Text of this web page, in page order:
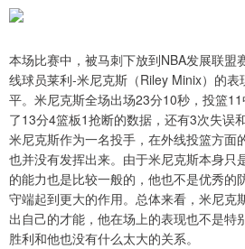
本场比赛中，被马刺下放到NBA发展联盟
线球员莱利-米尼克斯（Riley Minix）的
平。米尼克斯全场出场23分10秒，投篮
了13分4篮板1抢断的数据，还有3次失误
米尼克斯作为一名投手，在外线投篮方面
也并没有发挥出来。由于米尼克斯本身只
的能力也是比较一般的，他也不是优秀的
守端起到更大的作用。总体来看，米尼克
出自己的才能，他在场上的表现也不是特
胜利和他也没有什么太大的关系。